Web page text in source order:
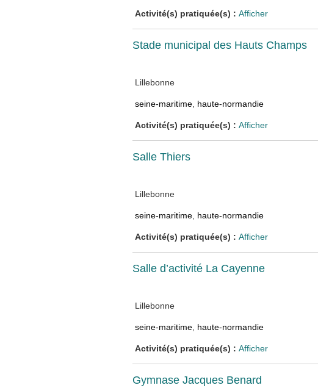
Activité(s) pratiquée(s) : Afficher
Stade municipal des Hauts Champs
Lillebonne
seine-maritime, haute-normandie
Activité(s) pratiquée(s) : Afficher
Salle Thiers
Lillebonne
seine-maritime, haute-normandie
Activité(s) pratiquée(s) : Afficher
Salle d’activité La Cayenne
Lillebonne
seine-maritime, haute-normandie
Activité(s) pratiquée(s) : Afficher
Gymnase Jacques Benard